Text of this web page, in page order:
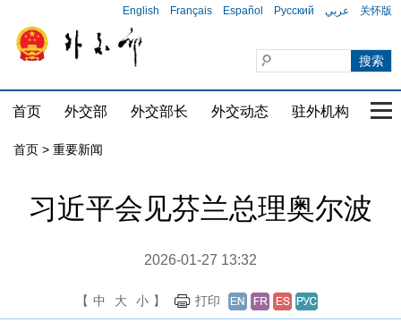
English Français Español Русский عربي 关怀版
首页 外交部 外交部长 外交动态 驻外机构 国
首页 > 重要新闻
习近平会见芬兰总理奥尔波
2026-01-27 13:32
【 中 大 小 】 打印